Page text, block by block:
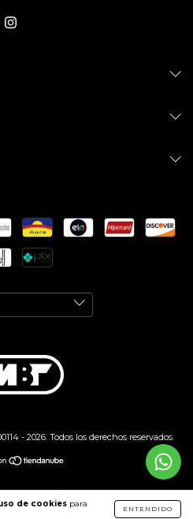
de cookies para
ENTENDIDO
- 2026. Todos los derechos reservados.